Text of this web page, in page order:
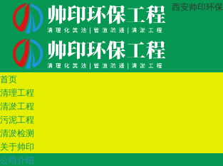
西安帅印环
首页
首页
清理工程
清淤工程
污泥工程
清淤检测
关于帅印
公司介绍